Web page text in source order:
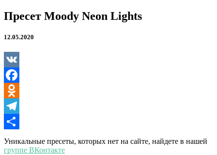
Пресет
Moody
Lights
Пресет Moody Neon Lights
12.05.2020
VK
Facebook
Odnoklassniki
Telegram
Отправить
Уникальные пресеты, которых нет на сайте, найдете в нашей
группе ВКонтакте